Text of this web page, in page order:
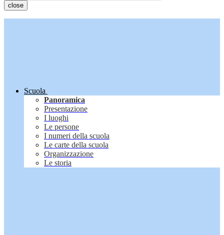
close
Scuola
Panoramica
Presentazione
I luoghi
Le persone
I numeri della scuola
Le carte della scuola
Organizzazione
Le storia